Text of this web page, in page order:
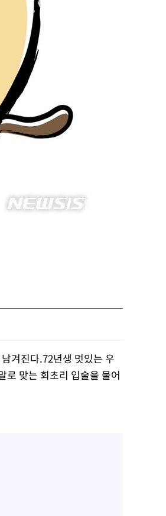
겨진다.72년생 멋있는 우
로 맞는 회초리 입술을 물어